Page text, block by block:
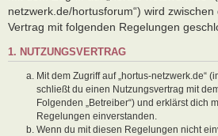
netzwerk.de/hortusforum“) wird
Vertrag mit folgenden Regelungen
1. NUTZUNGSVERTRAG
Mit dem Zugriff auf „hortus-netzwerk.de“
schließt du einen Nutzungsvertrag mit
Folgenden „Betreiber“) und erklärst dich
Regelungen einverstanden.
Wenn du mit diesen Regelungen nicht